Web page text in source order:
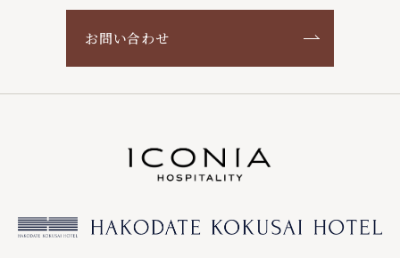
お問い合わせ